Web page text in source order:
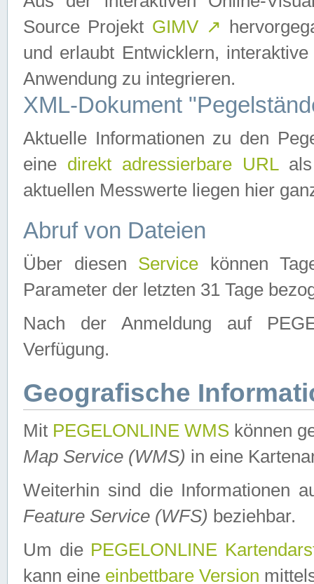
Source Projekt GIMV ↗
und erlaubt Entwicklern,
Anwendung zu integrieren.
XML-Dokument
Aktuelle Informationen zu den
eine direkt adressierbare URLals
aktuellen Messwerte liegen hier
Abruf von Dateien
Über diesen Service können
Parameter der letzten 31 Tage
Nach der Anmeldung auf
Verfügung.
Geografische
Mit PEGELONLINE WMS können
Map Service (WMS) in eine
Weiterhin sind die Informationen
Feature Service (WFS) beziehbar.
Um die PEGELONLINE
kann eine einbettbare Version